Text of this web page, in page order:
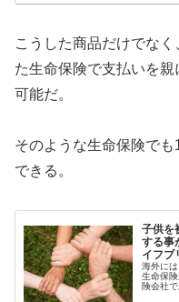
こうした商品だけでな
た生命保険で支払いを
可能だ。
そのような生命保険で
できる。
子供を
する事
イフブ
海外に
生命保
険会社